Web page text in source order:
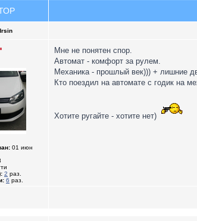
01 июн
2 раз.
6 раз.
Мне не понятен спор.
Автомат - комфорт за рулем.
Механика - прошлый век))) + лишние
Кто поездил на автомате с годик на
Хотите ругайте - хотите нет)